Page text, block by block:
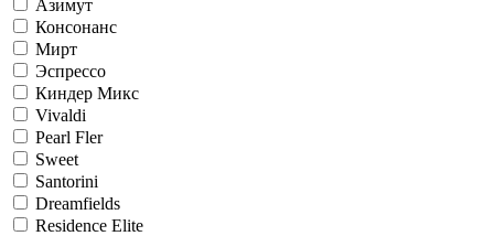
Азимут
Консонанс
Мирт
Эспрессо
Киндер Микс
Vivaldi
Pearl Fler
Sweet
Santorini
Dreamfields
Residence Elite